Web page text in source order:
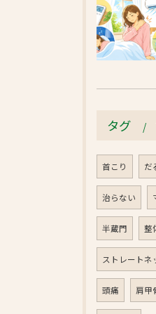
タグ
首こり だ
治らない
半蔵門 整
ストレートネ
頭痛 肩甲